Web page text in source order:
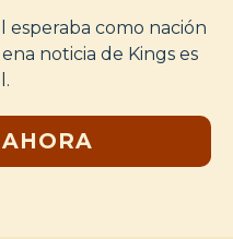
esperaba como nación
noticia de Kings es